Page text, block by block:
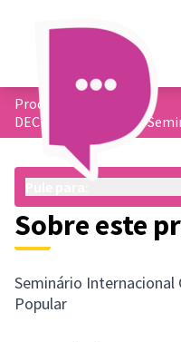
Processos
DECIDE CONTAGEM -
Sobre este
Seminário Internacional
Popular